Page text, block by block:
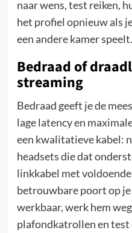
naar wens, test reiken,
het profiel opnieuw als
een andere kamer speelt.
Bedraad of
streaming
Bedraad geeft je de
lage latency en
een kwalitatieve kabel:
headsets die dat
linkkabel met
betrouwbare poort op
werkbaar, werk hem
plafondkatrollen en